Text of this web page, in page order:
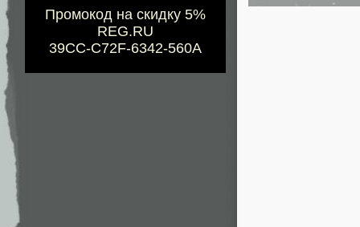
Промокод на скидку 5%
REG.RU
39CC-C72F-6342-560A